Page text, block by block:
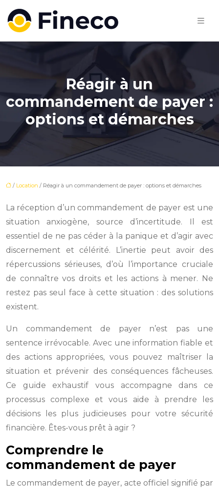
Réagir à un
commandement de payer :
options et démarches
/ Location / Réagir à un commandement de payer : options et démarches
La réception d’un commandement de payer est une
situation anxiogène, source d’incertitude. Il est
essentiel de ne pas céder à la panique et d’agir avec
discernement et célérité. L’inertie peut avoir des
répercussions sérieuses, d’où l’importance cruciale
de connaître vos droits et les actions à mener. Ne
restez pas seul face à cette situation : des solutions
existent.
Un commandement de payer n’est pas une
sentence irrévocable. Avec une information fiable et
des actions appropriées, vous pouvez maîtriser la
situation et prévenir des conséquences fâcheuses.
Ce guide exhaustif vous accompagne dans ce
processus complexe et vous aide à prendre les
décisions les plus judicieuses pour votre sécurité
financière. Êtes-vous prêt à agir ?
Comprendre le
commandement de payer
Le commandement de payer, acte officiel signifié par